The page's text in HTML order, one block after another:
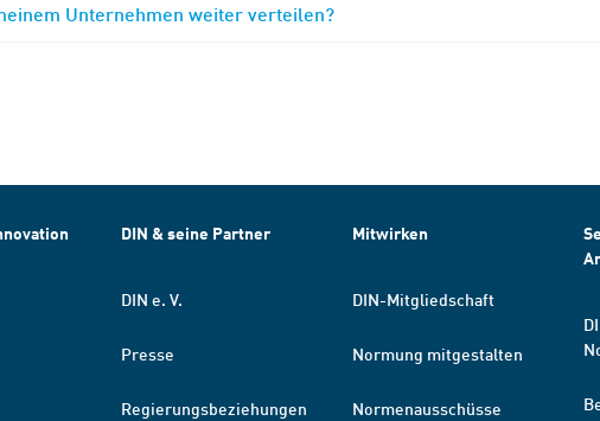
Unternehmen weiter verteilen?
DIN & seine Partner
DIN e. V.
Presse
Regierungsbeziehungen
Mitwirken
DIN-Mitgliedschaft
Normung mitgestalten
Normenausschüsse